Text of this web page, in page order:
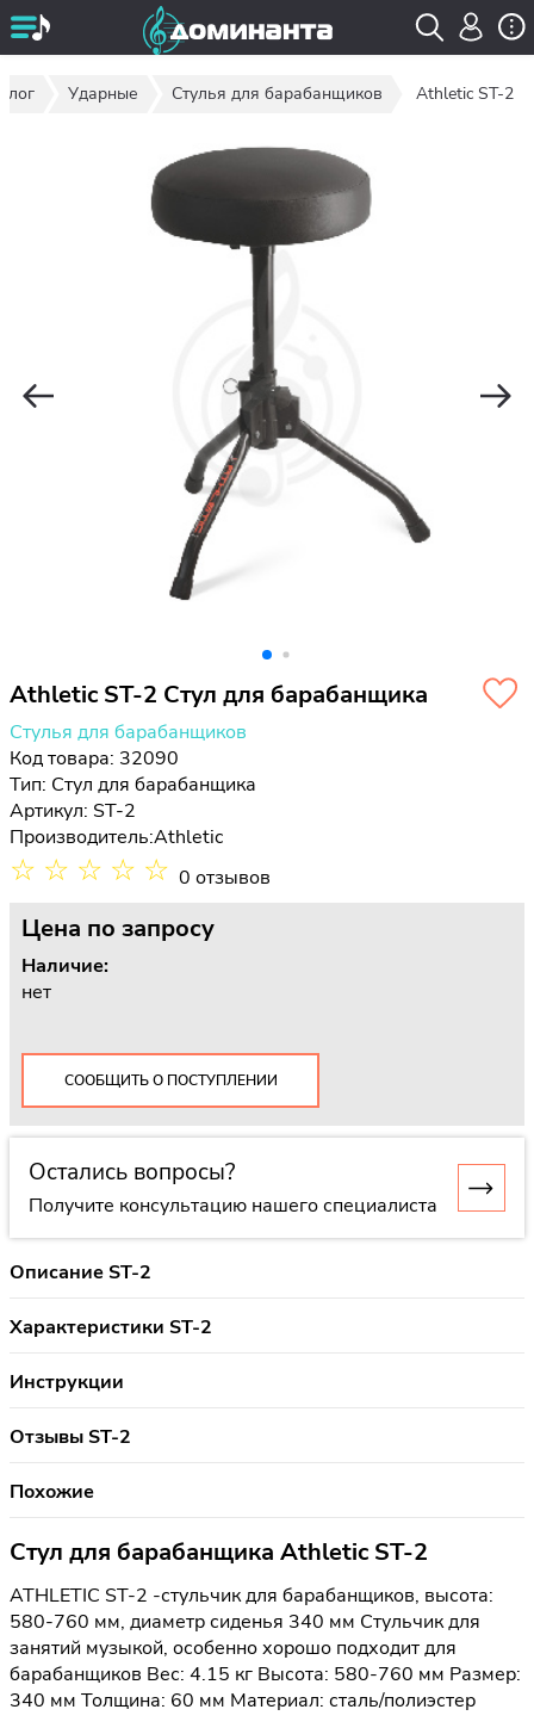
Ударные Стулья для барабанщиков Athletic ST-2
Athletic ST-2 Стул для барабанщика
Стулья для барабанщиков
Код товара: 32090
Тип: Стул для барабанщика
Артикул: ST-2
Производитель:Athletic
☆ ☆ ☆ ☆ ☆ 0 отзывов
Цена по запросу
Наличие:
нет
СООБЩИТЬ О ПОСТУПЛЕНИИ
Остались вопросы?
Получите консультацию нашего специалиста
Описание ST-2
Характеристики ST-2
Инструкции
Отзывы ST-2
Похожие
Стул для барабанщика Athletic ST-2
ATHLETIC ST-2 -стульчик для барабанщиков, высота:
580-760 мм, диаметр сиденья 340 мм Стульчик для
занятий музыкой, особенно хорошо подходит для
барабанщиков Вес: 4.15 кг Высота: 580-760 мм Размер:
340 мм Толщина: 60 мм Материал: сталь/полиэстер